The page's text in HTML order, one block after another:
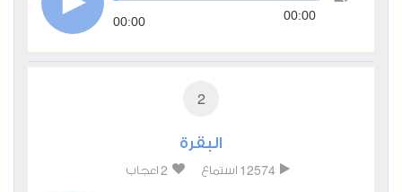
00:00 00:00
2
البقرة
12574 استماع 2 اعجاب